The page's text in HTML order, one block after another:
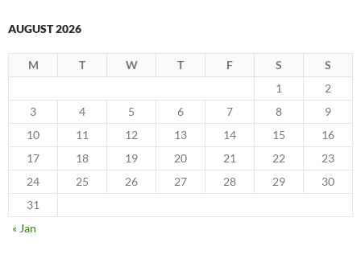
AUGUST 2026
M T W T F S
S
1
2
3
4 5 6 7 8
9
10
11 12 13 14 15
16
17
18 19 20 21 22
23
24
25 26 27 28 29
30
31
« Jan